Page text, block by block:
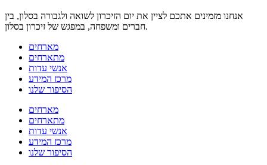
אנחנו מזמינים אתכם לציין את יום הזיכרון לשואה ולגבורה בסלון, בין
חברים ומשפחה, במפגש של זיכרון בסלון.
מארחים
מתארחים
אנשי עדות
מרכז המידע
הסיפור שלנו
מארחים
מתארחים
אנשי עדות
מרכז המידע
הסיפור שלנו